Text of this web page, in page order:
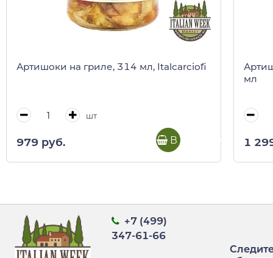
Артишоки на гриле, 314 мл, Italcarciofi
шт
979 руб. В корзину
мл
1
+7 (499)
347-61-66